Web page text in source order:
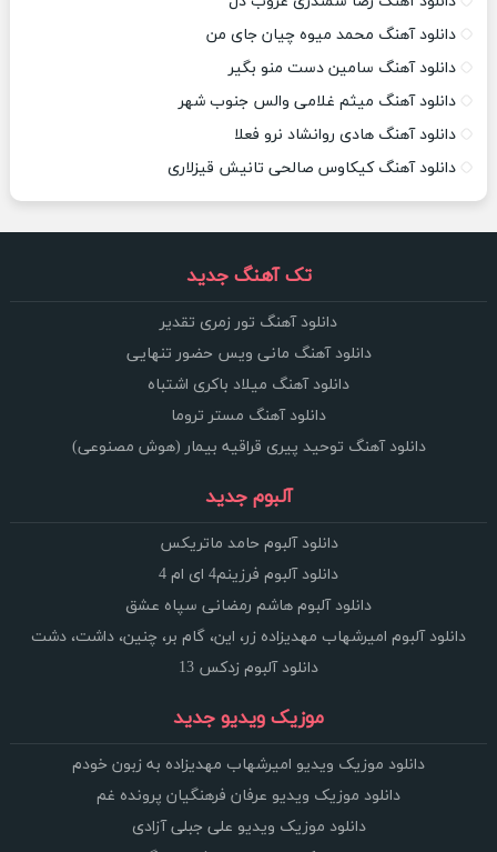
دانلود آهنگ محمد میوه چیان جای من
دانلود آهنگ سامین دست منو بگیر
دانلود آهنگ میثم غلامی والس جنوب شهر
دانلود آهنگ هادی روانشاد نرو فعلا
دانلود آهنگ کیکاوس صالحی تانیش قیزلاری
تک آهنگ جدید
دانلود آهنگ تور زمری تقدیر
دانلود آهنگ مانی ویس حضور تنهایی
دانلود آهنگ میلاد باکری اشتباه
دانلود آهنگ مستر تروما
دانلود آهنگ توحید پیری قراقیه بیمار (هوش مصنوعی)
آلبوم جدید
دانلود آلبوم حامد ماتریکس
دانلود آلبوم فرزینم4 ای ام 4
دانلود آلبوم هاشم رمضانی سپاه عشق
دانلود آلبوم امیرشهاب مهدیزاده زر، این، گام بر، چنین، داشت، دشت
دانلود آلبوم زدکس 13
موزیک ویدیو جدید
دانلود موزیک ویدیو امیرشهاب مهدیزاده به زبون خودم
دانلود موزیک ویدیو عرفان فرهنگیان پرونده غم
دانلود موزیک ویدیو علی جبلی آزادی